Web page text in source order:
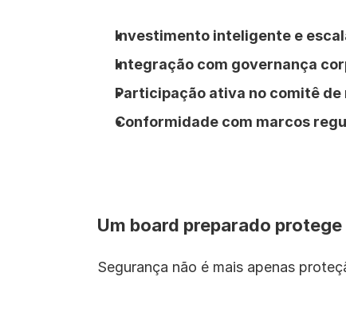
Investimento inteligente e
Integração com governança
Participação ativa no comitê
Conformidade com marcos
Um board preparado
Segurança não é mais apenas